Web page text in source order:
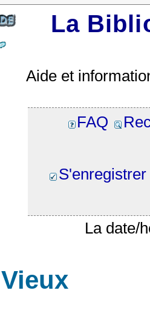
La
Aide et
FAQ
S'enregistrer
La date/